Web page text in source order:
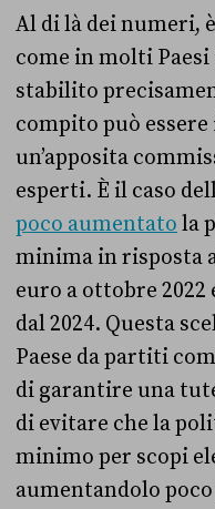
Al di là dei numeri,
come in molti
stabilito
compito può
un’apposita
esperti. È il caso
poco aumentato la
minima in risposta
euro a ottobre 2022
dal 2024. Questa
Paese da partiti
di garantire una
di evitare che la
minimo per scopi
aumentandolo